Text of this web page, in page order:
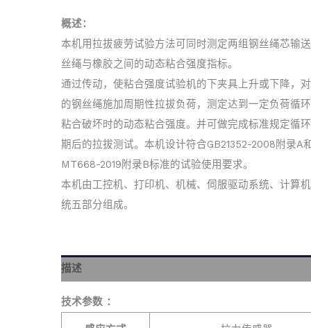
概述：
本机用拉拔疲劳试验方法可同时测定两组钢丝绳芯输
丝绳与橡胶之间的动态粘合强度指标。
通过传动，使粘合强度试验机的下夹具上升或下降，
的钢丝绳施加周期性拉拔负荷，测定达到一定负荷循
粘合破坏时的动态粘合强度。并可做完成标准规定循
期后的拉拔测试。本机设计符合GB21352-2008附录A
MT668-2019附录B标准的试验使用要求。
本机由工控机、打印机、机械、伺服驱动系统、计算
统五部分组成。
描述
技术参数 ：